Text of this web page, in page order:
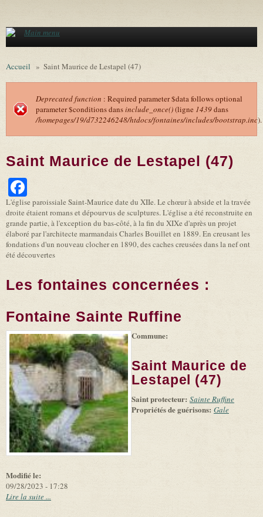
Main menu
Accueil » Saint Maurice de Lestapel (47)
Message d'erreur
Deprecated function : Required parameter $data follows optional
parameter $conditions dansinclude_once()(ligne 1439dans
/homepages/19/d732246248/htdocs/fontaines/includes/bootstrap.inc).
Saint Maurice de Lestapel (47)
L'église paroissiale Saint-Maurice date du XIIe. Le chœur à abside et la travée
droite étaient romans et dépourvus de sculptures. L'église a été reconstruite en
grande partie, à l'exception du bas-côté, à la fin du XIXe d'après un projet
élaboré par l'architecte marmandais Charles Bouillet en 1889. En creusant les
fondations d'un nouveau clocher en 1890, des caches creusées dans la nef ont
été découvertes
Les fontaines concernées :
Fontaine Sainte Ruffine
-
Leaflet (link is
|
Tiles
(link is
external)
©
Microsoft
and
suppliers
Modifié le:
09/28/2023 - 17:28
Commune:
Saint Maurice de
Lestapel (47)
Saint protecteur: Sainte Ruffine
Propriétés de guérisons: Gale
Lire la suite ...